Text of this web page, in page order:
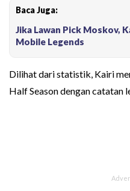
Baca Juga:
Jika Lawan Pick Moskov,
Mobile Legends
Dilihat dari statistik, Kairi
Half Season dengan catatan